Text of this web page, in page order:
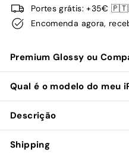
Portes grátis: +35€
Encomenda agora,
Premium Glossy ou
Qual é o modelo do meu
Descrição
Shipping